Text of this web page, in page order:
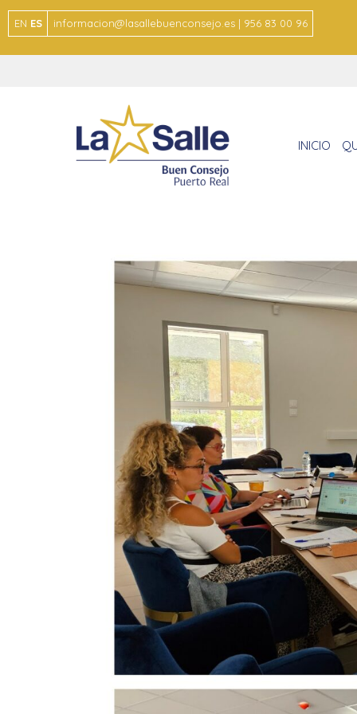
EN ES informacion@lasallebuenconsejo.es | 956 83 00 96
INICIO